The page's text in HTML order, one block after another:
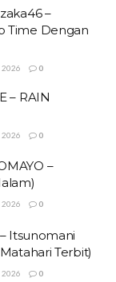
–
Time Dengan
2026 0
– RAIN
2026 0
–
2026 0
Itsunomani
Terbit)
2026 0